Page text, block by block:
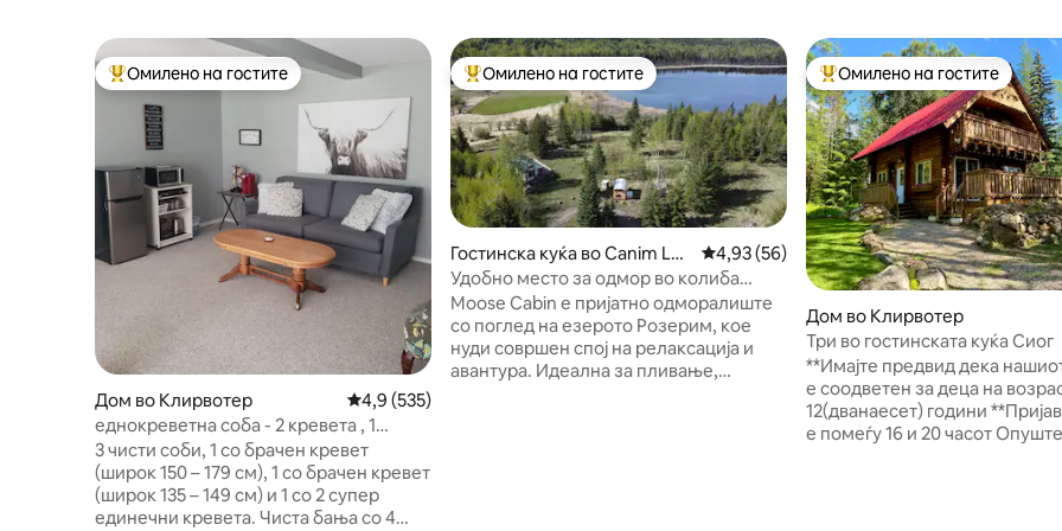
Меѓу најуспешните „Омилени на гостите“
Омилено на гостите
Дом во Клирвотер Просечна оцена: 4,9 од 5, 535 рецензии
4,9 (535)
еднокреветна соба - 2 кревета , 1
двокреветна соба, 1 брачна соба
3 чисти соби, 1 со брачен кревет
(широк 150 – 179 см), 1 со брачен кревет
(широк 135 – 149 см) и 1 со 2 супер
единечни кревета. Чиста бања со 4
Меѓу најуспешните „Омилени на гостите“
Омилено на гостите
Гостинска куќа во Canim Lak
e
Просечна оцена: 4,93 од 5, 56 рецензии
4,93 (56)
Удобно место за одмор во колиба
покрај езеро со WHOKA
Moose Cabin е пријатно одморалиште
со поглед на езерото Розерим, кое
нуди совршен спој на релаксација и
авантура. Идеална за пливање,
Меѓу најуспешните „Омилени
Омилено на гостите
Дом во Клирвотер
Три во гостинската куќа Сиог
**Имајте предвид дека
е соодветен за деца на
12(дванаесет) години **Пријавувањето
е помеѓу 16 и 20 часот Опуштете се и